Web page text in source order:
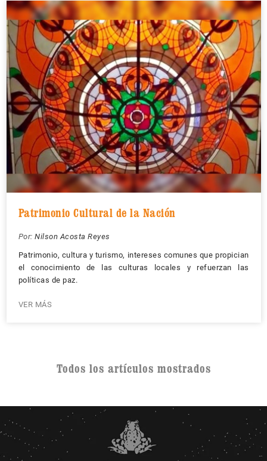
Patrimonio Cultural de la Nación
Por: Nilson Acosta Reyes
Patrimonio, cultura y turismo, intereses comunes que propician
el conocimiento de las culturas locales y refuerzan las
políticas de paz.
VER MÁS
Todos los artículos mostrados